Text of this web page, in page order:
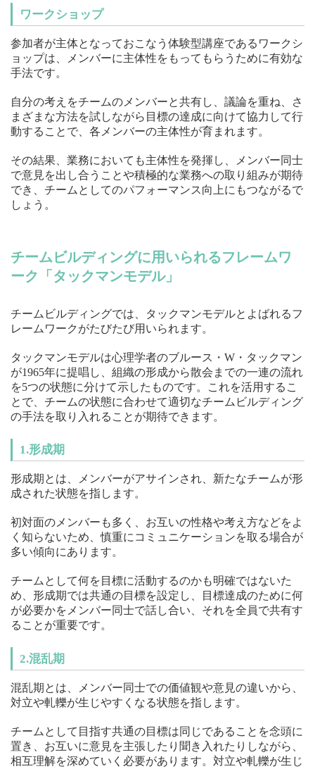
ワークショップ
参加者が主体となっておこなう体験型講座であるワークシ
ョップは、メンバーに主体性をもってもらうために有効な
手法です。
自分の考えをチームのメンバーと共有し、議論を重ね、さ
まざまな方法を試しながら目標の達成に向けて協力して行
動することで、各メンバーの主体性が育まれます。
その結果、業務においても主体性を発揮し、メンバー同士
で意見を出し合うことや積極的な業務への取り組みが期待
でき、チームとしてのパフォーマンス向上にもつながるで
しょう。
チームビルディングに用いられるフレームワ
ーク「タックマンモデル」
チームビルディングでは、タックマンモデルとよばれるフ
レームワークがたびたび用いられます。
タックマンモデルは心理学者のブルース・W・タックマン
が1965年に提唱し、組織の形成から散会までの一連の流れ
を5つの状態に分けて示したものです。これを活用するこ
とで、チームの状態に合わせて適切なチームビルディング
の手法を取り入れることが期待できます。
1.形成期
形成期とは、メンバーがアサインされ、新たなチームが形
成された状態を指します。
初対面のメンバーも多く、お互いの性格や考え方などをよ
く知らないため、慎重にコミュニケーションを取る場合が
多い傾向にあります。
チームとして何を目標に活動するのかも明確ではないた
め、形成期では共通の目標を設定し、目標達成のために何
が必要かをメンバー同士で話し合い、それを全員で共有す
ることが重要です。
2.混乱期
混乱期とは、メンバー同士での価値観や意見の違いから、
対立や軋轢が生じやすくなる状態を指します。
チームとして目指す共通の目標は同じであることを念頭に
置き、お互いに意見を主張したり聞き入れたりしながら、
相互理解を深めていく必要があります。対立や軋轢が生じ